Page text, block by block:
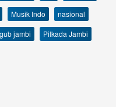
Musik Indo
nasional
jambi
Pilkada Jambi